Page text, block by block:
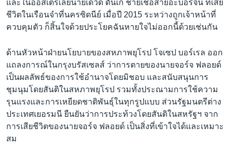
และในออสเตรเลียนายเดวิด ดันเก้ ชายเชื้อสายอะบอริจิน ที่เสีย
ชีวิตในเรือนจำที่นครซิดนีย์ เมื่อปี 2015 ระหว่างถูกเจ้าหน้าที่
ควบคุมตัว ก็สิ้นใจด้วยประโยคฉันหายใจไม่ออกนี้ด้วยเช่นกัน
ด้านหัวหน้าฝ่ายนโยบายของสหภาพยุโรป โจเซป บอร์เรล ออก
แถลงการณ์ในกรุงบรัสเซลส์ ว่าการตายของนายจอร์จ ฟลอยด์
เป็นผลลัพธ์ของการใช้อำนาจโดยมิชอบ และสนับสนุนการ
ชุมนุมโดยสันติในสหภาพยุโรป รวมทั้งประณามการใช้ความ
รุนแรงและการเหยียดชาติพันธุ์ในทุกรูปแบบ ส่วนรัฐมนตรีต่าง
ประเทศเยอรมนี ยืนยันว่าการประท้วงโดยสันติในสหรัฐฯ จาก
การเสียชีวิตของนายจอร์จ ฟลอยด์ เป็นสิ่งที่เข้าใจได้และเหมาะ
สม